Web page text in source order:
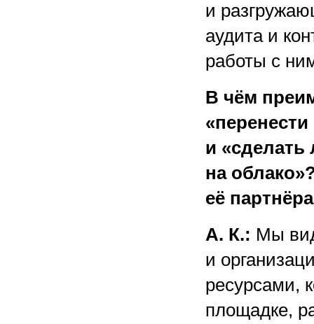
и
аудита и
работы с
В чём
и «сделать
на
её
А. К.: Мы
и
ресурсами,
площадке,